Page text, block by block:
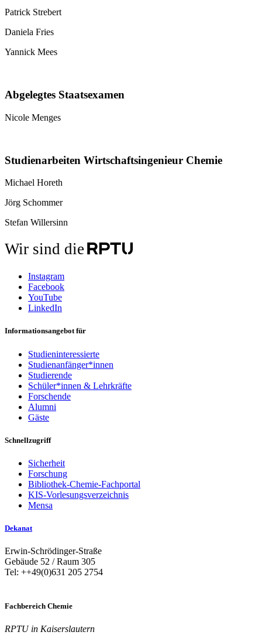
Patrick Strebert
Daniela Fries
Yannick Mees
Abgelegtes Staatsexamen
Nicole Menges
Studienarbeiten Wirtschaftsingenieur Chemie
Michael Horeth
Jörg Schommer
Stefan Willersinn
Wir sind die
Instagram
Facebook
YouTube
LinkedIn
Informationsangebot für
Studieninteressierte
Studienanfänger*innen
Studierende
Schüler*innen & Lehrkräfte
Forschende
Alumni
Gäste
Schnellzugriff
Sicherheit
Forschung
Bibliothek-Chemie-Fachportal
KIS-Vorlesungsverzeichnis
Mensa
Dekanat
Erwin-Schrödinger-Straße
Gebäude 52 / Raum 305
Tel: ++49(0)631 205 2754
Fachbereich Chemie
RPTU in Kaiserslautern